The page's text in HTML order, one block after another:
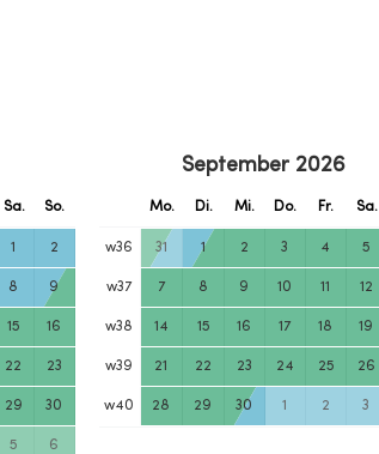
Sa. So.
1 2
8 9
15 16
22 23
29 30
5 6
September 2026
Mo. Di. Mi. Do. Fr. Sa.
w36 31 1 2 3 4 5
w37 7 8 9 10 11 12
w38 14 15 16 17 18 19
w39 21 22 23 24 25 26
w40 28 29 30 1 2 3